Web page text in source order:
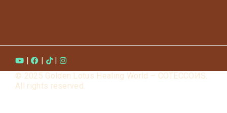
| |
|
© 2025 Golden Lotus Healing World – COTECCOИS.
All rights reserved.